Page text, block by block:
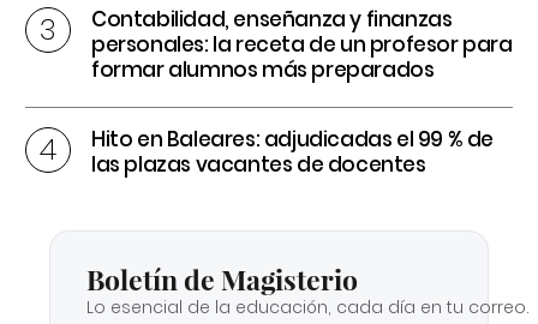
Contabilidad, enseñanza y finanzas
personales: la receta de un profesor para
formar alumnos más preparados
Hito en Baleares: adjudicadas el 99 % de
las plazas vacantes de docentes
Boletín de Magisterio
Lo esencial de la educación, cada día en tu correo.